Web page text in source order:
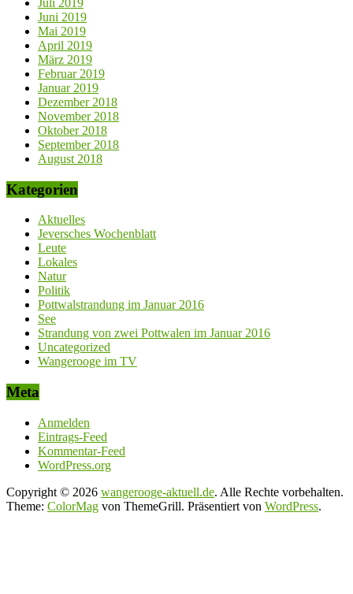
Juni 2019
Mai 2019
April 2019
März 2019
Februar 2019
Januar 2019
Dezember 2018
November 2018
Oktober 2018
September 2018
August 2018
Kategorien
Aktuelles
Jeversches Wochenblatt
Leute
Lokales
Natur
Politik
Pottwalstrandung im Januar 2016
See
Strandung von zwei Pottwalen im Januar 2016
Uncategorized
Wangerooge im TV
Meta
Anmelden
Eintrags-Feed
Kommentar-Feed
WordPress.org
Copyright © 2026 wangerooge-aktuell.de. Alle Rechte vorbehalten.
Theme: ColorMag von ThemeGrill. Präsentiert von WordPress.